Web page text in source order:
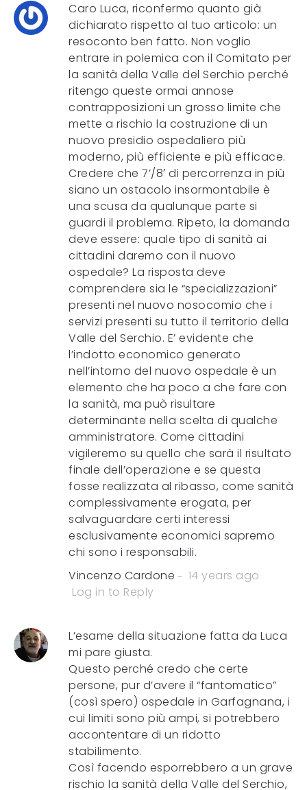
Caro Luca, riconfermo quanto già
dichiarato rispetto al tuo articolo: un
resoconto ben fatto. Non voglio
entrare in polemica con il Comitato per
la sanità della Valle del Serchio perché
ritengo queste ormai annose
contrapposizioni un grosso limite che
mette a rischio la costruzione di un
nuovo presidio ospedaliero più
moderno, più efficiente e più efficace.
Credere che 7’/8′ di percorrenza in più
siano un ostacolo insormontabile è
una scusa da qualunque parte si
guardi il problema. Ripeto, la domanda
deve essere: quale tipo di sanità ai
cittadini daremo con il nuovo
ospedale? La risposta deve
comprendere sia le “specializzazioni”
presenti nel nuovo nosocomio che i
servizi presenti su tutto il territorio della
Valle del Serchio. E’ evidente che
l’indotto economico generato
nell’intorno del nuovo ospedale è un
elemento che ha poco a che fare con
la sanità, ma può risultare
determinante nella scelta di qualche
amministratore. Come cittadini
vigileremo su quello che sarà il risultato
finale dell’operazione e se questa
fosse realizzata al ribasso, come sanità
complessivamente erogata, per
salvaguardare certi interessi
esclusivamente economici sapremo
chi sono i responsabili.
Vincenzo Cardone
14 years ago
Log in to Reply
L’esame della situazione fatta da Luca
mi pare giusta.
Questo perché credo che certe
persone, pur d’avere il “fantomatico”
(così spero) ospedale in Garfagnana, i
cui limiti sono più ampi, si potrebbero
accontentare di un ridotto
stabilimento.
Così facendo esporrebbero a un grave
rischio la sanità della Valle del Serchio,